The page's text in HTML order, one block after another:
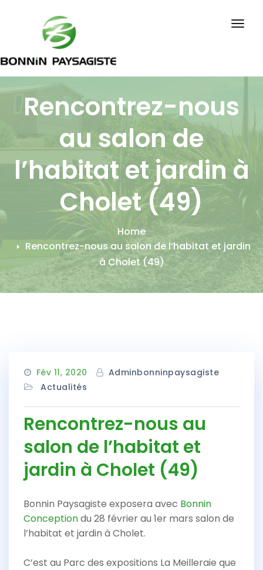
Rencontrez-nous
au salon de
l’habitat et jardin à
Cholet (49)
Home
Rencontrez-nous au salon de l’habitat et jardin
à Cholet (49)
Fév 11, 2020
Adminbonninpaysagiste
Actualités
Rencontrez-nous au
salon de l’habitat et
jardin à Cholet (49)
Bonnin Paysagiste exposera avec Bonnin
Conceptiondu 28 février au 1er mars salon de
l’habitat et jardin à Cholet.
C’est au Parc des expositions La Meilleraie que